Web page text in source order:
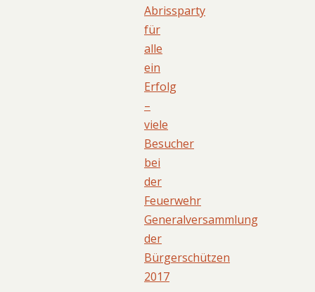
Abrissparty
für
alle
ein
Erfolg
–
viele
Besucher
bei
der
Feuerwehr
Generalversammlung
der
Bürgerschützen
2017